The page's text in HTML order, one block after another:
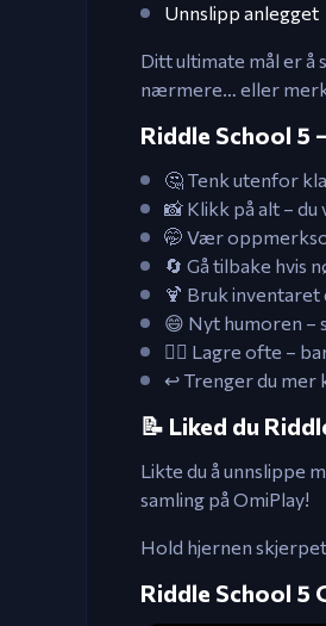
Unnslipp anlegget
Ditt ultimate mål er å
nærmere… eller
Riddle School 5
🤔 Tenk utenfor
📸 Klikk på alt –
🤭 Vær
🔄 Gå tilbake hvis
🍹 Bruk
😄 Nyt humoren –
🚶‍♂️ Lagre ofte –
↩️ Trenger du mer
📝 Liked du
Likte du å unnslippe
samling på OmiPlay!
Hold hjernen
Riddle School 5